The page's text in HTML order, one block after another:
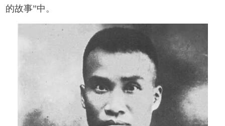
的故事”中。